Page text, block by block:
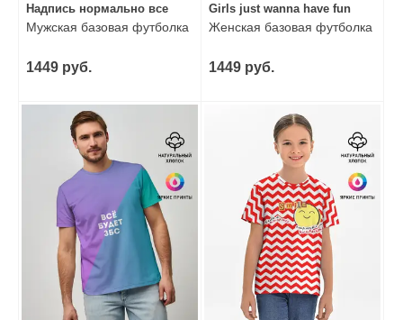
Надпись нормально все
Мужская базовая футболка
1449 руб.
Girls just wanna have fun
Женская базовая футболка
1449 руб.